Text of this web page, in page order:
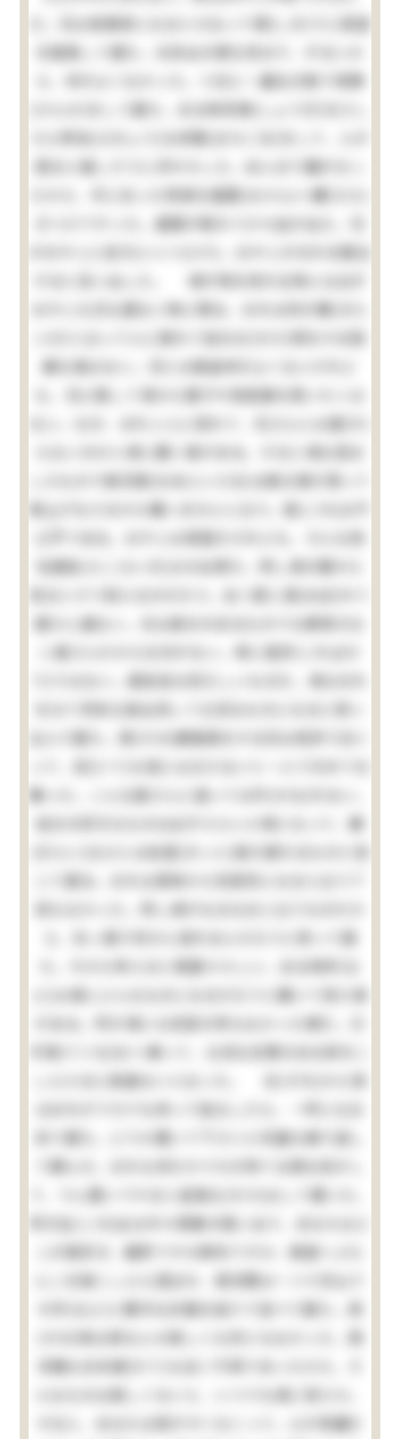
だ。兄は実業家になるとか云って頻(しき)りに英語
を勉強して居た。元来女の様な性分で、ずるいか
ら、仲がよくなかった。十日に一遍位の割で喧嘩
(けんか)をして居た。ある時将棋(しょうぎ)をさし
たら卑怯(ひきょう)な待駒(まちごま)をして、人が
困ると嬉しそうに冷やかした。あんまり腹が立っ
たから、手に在った飛車を眉間(みけん)へ擲(たた)
きつけてやった。眉間が割れて少々血が出た。兄
がおやじに言付(いいつ)けた。おやじがおれを勘当
すると言い出した。 清が物を呉れる時には必ず
おやじも兄も居ない時に限る。おれは何が嫌(きら
い)だと云って人に隠れて自分丈(だけ)得をする程
嫌な事はない。兄とは無論仲がよくないけれど
も、兄に隠して清から菓子や色鉛筆を貰いたくは
ない。なぜ、おれ１人に呉れて、兄さんには遣(や)
らないのかと清に聞く事がある。すると清は澄ま
したもので御兄様(おあにいさま)は御父様が買って
御上げなさるから構いませんと云う。是(これ)は不
公平である。おやじは頑固だけれども、そんな依
怙贔負(えこひいき)はせぬ男だ。然し清の眼から
見るとそう見えるのだろう。全く愛に溺(おぼ)れて
居たに違ない。元は身分のあるものでも教育のな
い婆さんだから仕方がない。単に是許(こればか
り)ではない。贔負目は恐ろしいものだ。清はおれ
を以て将来立身出世して立派なものになると思い
込んで居た。其(その)癖勉強をする兄は色許り白く
って、迚(とて)も役には立たないと一人できめて仕
舞った。こんな婆さんに逢っては叶(かな)わない。
自分の好きなものは必ずえらい人物になって、嫌
(きらい)なひとは屹度(きっと)落ち振れるものと信
じて居る。おれは其時から別段何になると云う了
ら、矢っ張り何かに成れるんだろうと思って居
た。今から考えると馬鹿々々しい。ある時抔(な
ど)は清にどんなものになるだろうと聞いて見た事
がある。所が清にも別段の考もなかった様だ。只
手車(てぐるま)へ乗って、立派な玄関のある家をこ
しらえるに相違ないと云った。 夫(それ)から清
はおれがうちでも持って独立したら、一所になる
気で居た。どうか置いて下さいと何遍も繰り返し
て頼んだ。おれも何だかうちが持てる様な気がし
て、うん置いてやると返事丈(だけ)はして置いた。
所が此(この)女は中々想像の強い女で、あなたはど
こが御好き、麹町ですか麻布ですか、御庭へぶら
んこを御こしらえ遊ばせ、西洋間は一つで沢山で
す抔(など)と勝手な計画を独りで並べて居た。其
(その)時は家なんか欲しくも何ともなかった、西
洋館も日本建(だて)も全く不用であったから、そ
んなものは欲しくないと、いつでも清に答えた。
すると、あなたは慾がすくなくって、心が奇麗だ